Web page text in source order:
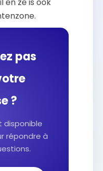
pas
?
disponible
répondre à